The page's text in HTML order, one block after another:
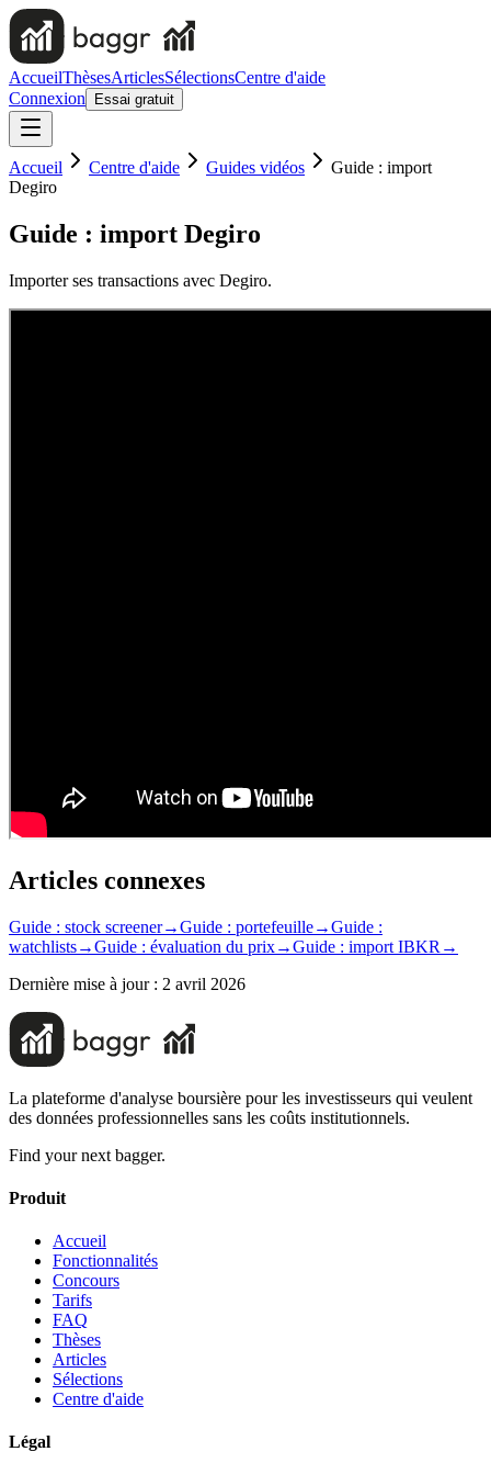
AccueilThèsesArticlesSélectionsCentre d'aide
Connexion
Essai gratuit
Accueil Centre d'aide Guides vidéos
Guide : import
Degiro
Guide : import Degiro
Importer ses transactions avec Degiro.
Articles connexes
Guide : stock screener→Guide : portefeuille→Guide :
watchlists→Guide : évaluation du prix→Guide : import IBKR →
Dernière mise à jour : 2 avril 2026
La plateforme d'analyse boursière pour les investisseurs qui veulent
des données professionnelles sans les coûts institutionnels.
Find your next bagger.
Produit
Accueil
Fonctionnalités
Concours
Tarifs
FAQ
Thèses
Articles
Sélections
Centre d'aide
Légal